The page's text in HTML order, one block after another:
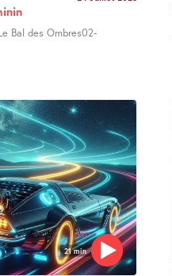
Bal des Ombres02-
21 min